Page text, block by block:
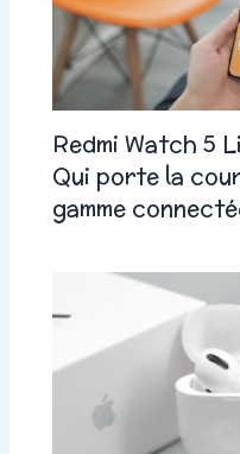
Redmi Watch 5
Qui porte la
gamme